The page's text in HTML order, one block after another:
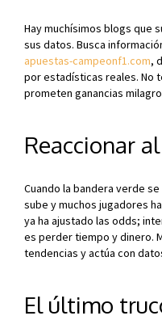
Hay muchísimos blogs que
sus datos. Busca
apuestas-campeonf1.com,
por estadísticas reales. No
prometen ganancias
Reaccionar
Cuando la bandera verde
sube y muchos jugadores
ya ha ajustado las odds;
es perder tiempo y dinero.
tendencias y actúa con
El último